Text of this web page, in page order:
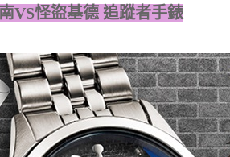
VS怪盜基德 追蹤者手錶